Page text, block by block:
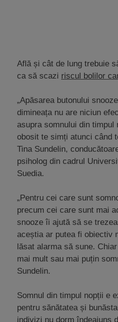
Află și cât de lung trebuie
ca să scazi riscul bolilor
„Apăsarea butonului
dimineața nu are niciun
asupra somnului din timpul
obosit te simți atunci când
Tina Sundelin,
psiholog din cadrul
Suedia.
„Pentru cei care sunt
precum cei care sunt mai
snooze îi ajută să se
aceștia ar putea fi obiectiv
lăsat alarma să sune.
mai mult sau mai puțin
Sundelin.
Somnul din timpul nopții e
pentru sănătatea și
indivizi nu dorm îndeajuns